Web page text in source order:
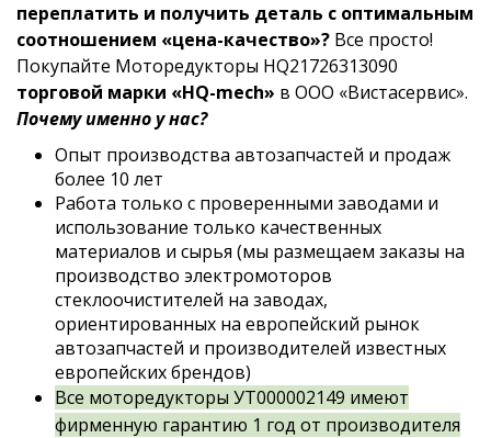
переплатить и получить деталь с оптимальным
соотношением «цена-качество»? Все просто!
Покупайте Моторедукторы HQ21726313090
торговой марки «HQ-mech» в ООО «Вистасервис».
Почему именно у нас?
Опыт производства автозапчастей и продаж
более 10 лет
Работа только с проверенными заводами и
использование только качественных
материалов и сырья (мы размещаем заказы на
производство электромоторов
стеклоочистителей на заводах,
ориентированных на европейский рынок
автозапчастей и производителей известных
европейских брендов)
Все моторедукторы УТ000002149 имеют
фирменную гарантию 1 год от производителя